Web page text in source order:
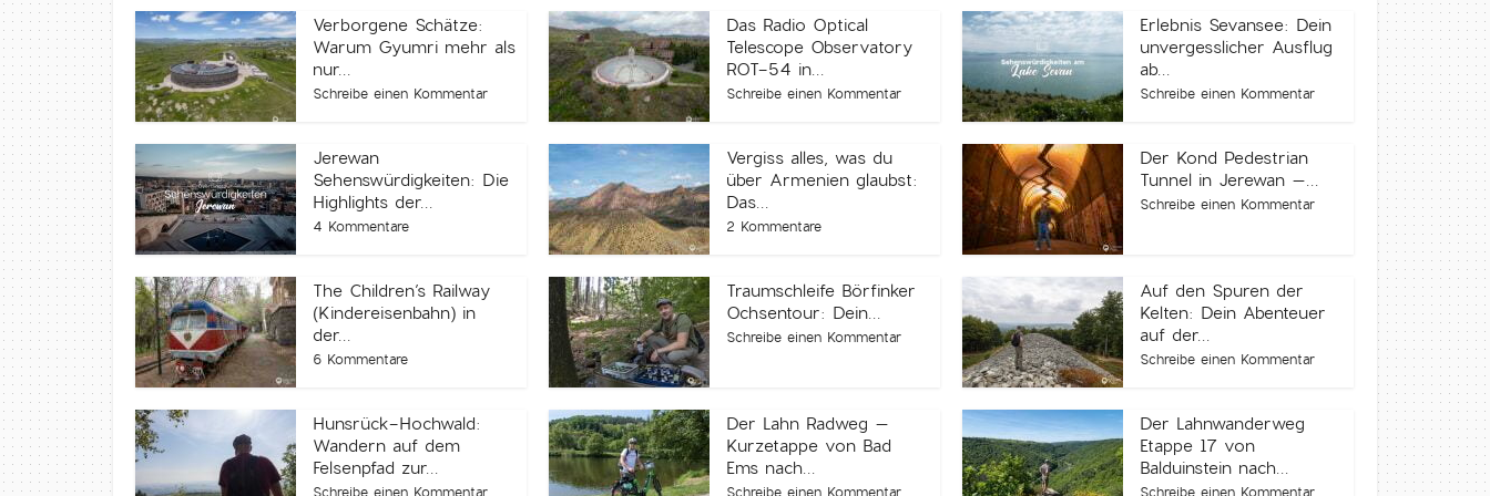
Verborgene Schätze:
Warum Gyumri mehr als
nur...
Schreibe einen Kommentar
Das Radio Optical
Telescope Observatory
ROT-54 in...
Schreibe einen Kommentar
Erlebnis Sevansee: Dein
unvergesslicher Ausflug
ab...
Schreibe einen Kommentar
Jerewan
Sehenswürdigkeiten: Die
Highlights der...
4 Kommentare
Vergiss alles, was du
über Armenien glaubst:
Das...
2 Kommentare
Der Kond Pedestrian
Tunnel in Jerewan –...
Schreibe einen Kommentar
The Children’s Railway
(Kindereisenbahn) in
der...
6 Kommentare
Traumschleife Börfinker
Ochsentour: Dein...
Schreibe einen Kommentar
Auf den Spuren der
Kelten: Dein Abenteuer
auf der...
Schreibe einen Kommentar
Hunsrück-Hochwald:
Wandern auf dem
Felsenpfad zur...
Der Lahn Radweg –
Kurzetappe von Bad
Ems nach...
Der Lahnwanderweg
Etappe 17 von
Balduinstein nach...